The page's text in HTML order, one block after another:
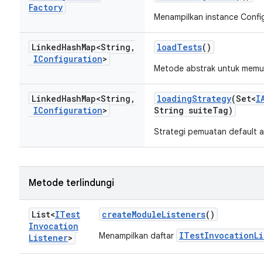
Factory
Menampilkan instance
LinkedHashMap<String ,
IConfiguration>
loadTests()
Metode abstrak untuk
LinkedHashMap<String ,
IConfiguration>
loadingStrategy(Set<
String suiteTag)
Strategi pemuatan default
Metode terlindungi
List<ITest
Invocation
Listener>
createModuleListeners()
Menampilkan daftar